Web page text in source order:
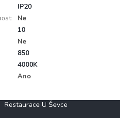
IP20
:
Ne
10
Ne
850
4000K
Ano
Restaurace U Ševce